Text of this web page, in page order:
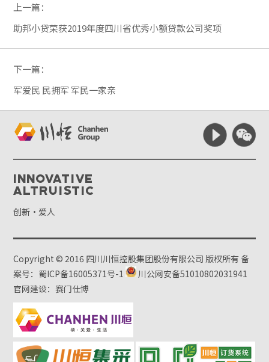
上一篇：
助邦小贷荣获2019年度四川省优秀小额贷款公司奖项
下一篇：
军爱民 民拥军 军民一家亲
Innovative
Altruistic
创新·爱人
Copyright © 2016 四川川恒控股集团股份有限公司 版权所有备
案号：蜀ICP备16005371号-1
川公网安备51010802031941
官网建设：赛门仕博